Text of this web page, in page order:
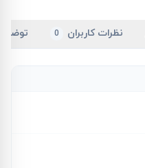
نظرات کاربران 0